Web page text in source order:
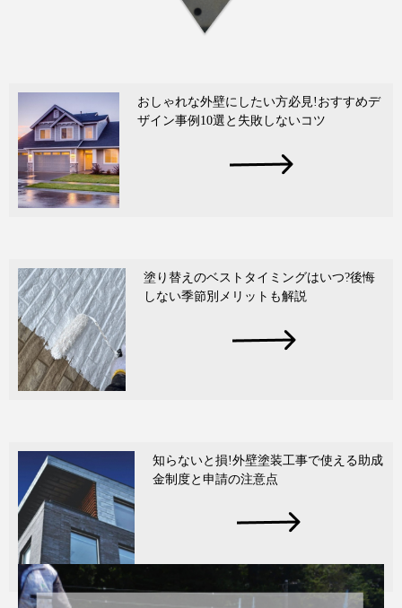
おしゃれな外壁にしたい方必見!おすすめデ
ザイン事例10選と失敗しないコツ
塗り替えのベストタイミングはいつ?後悔
しない季節別メリットも解説
知らないと損!外壁塗装工事で使える助成
金制度と申請の注意点